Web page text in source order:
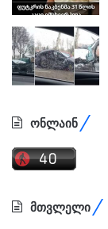
ონლაინ
მთვლელი